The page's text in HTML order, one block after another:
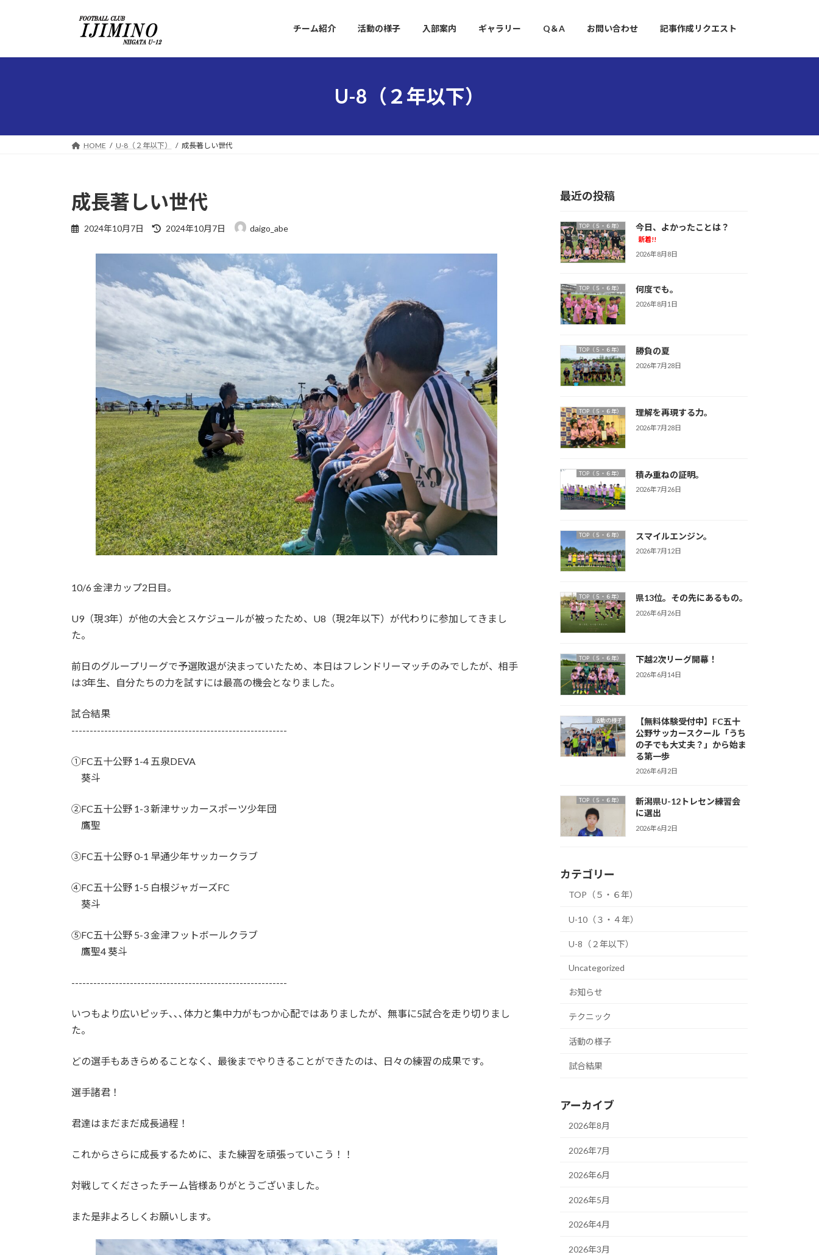
プ
動
チーム紹介 活動の様子 入部案内 ギャラリー Q＆A お問い合わせ 記事作成リクエスト
U-8（２年以下）
HOME U-8（２年以下） 成長著しい世代
成長著しい世代
2024年10月7日
最
新
日
時
:
2024年10月7日 daigo_abe
10/6 金津カップ2日目。
U9（現3年）が他の大会とスケジュールが被ったため、U8（現2年以下）が代わりに参加してきまし
た。
前日のグループリーグで予選敗退が決まっていたため、本日はフレンドリーマッチのみでしたが、相手
は3年生、自分たちの力を試すには最高の機会となりました。
試合結果
-----------------------------------------------------------
①FC五十公野 1-4 五泉DEVA
葵斗
②FC五十公野 1-3 新津サッカースポーツ少年団
鷹聖
③FC五十公野 0-1 早通少年サッカークラブ
④FC五十公野 1-5 白根ジャガーズFC
葵斗
⑤FC五十公野 5-3 金津フットボールクラブ
鷹聖4 葵斗
-----------------------------------------------------------
いつもより広いピッチ､､､体力と集中力がもつか心配ではありましたが、無事に5試合を走り切りまし
た。
どの選手もあきらめることなく、最後までやりきることができたのは、日々の練習の成果です。
選手諸君！
君達はまだまだ成長過程！
これからさらに成長するために、また練習を頑張っていこう！！
対戦してくださったチーム皆様ありがとうございました。
また是非よろしくお願いします。
最近の投稿
TOP（５・６年） 今日、よかったことは？
新着!!
2026年8月8日
TOP（５・６年） 何度でも。
2026年8月1日
TOP（５・６年） 勝負の夏
2026年7月28日
TOP（５・６年） 理解を再現する力。
2026年7月28日
TOP（５・６年） 積み重ねの証明。
2026年7月26日
TOP（５・６年） スマイルエンジン。
2026年7月12日
TOP（５・６年） 県13位。その先にあるもの。
2026年6月26日
TOP（５・６年） 下越2次リーグ開幕！
2026年6月14日
活動の様子
【無料体験受付中】FC五十
公野サッカースクール「うち
の子でも大丈夫？」から始ま
る第一歩
2026年6月2日
TOP（５・６年）
新潟県U-12トレセン練習会
に選出
2026年6月2日
カテゴリー
TOP（５・６年）
U-10（３・４年）
U-8（２年以下）
Uncategorized
お知らせ
テクニック
活動の様子
試合結果
アーカイブ
2026年8月
2026年7月
2026年6月
2026年5月
2026年4月
2026年3月